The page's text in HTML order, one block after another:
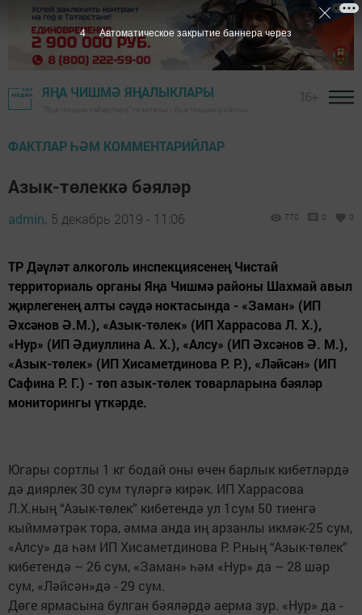
ЯҢА ЧИШМӘ ЯҢАЛЫКЛАРЫ
ФАКТЛАР ҺӘМ КОММЕНТАРИЙЛАР
Азык-төлеккә бәяләр
admin, 5 декабрь 2019 - 11:06 770 0 0
ТР Дәүләт алкоголь инспекциясенең Чистай
территориаль органы Яңа Чишмә районы Шахмай авыл
җирлегенең алты сәүдә ноктасында - «Заман» (ИП
Әхсәнов Ә.М.), «Азык-төлек» (ИП Харрасова Л. Х.),
«Нур» (ИП Әдиуллина А. Х.), «Алсу» (ИП Әхсәнов Ә. М.),
«Азык-төлек» (ИП Хисаметдинова Р. Р.), «Ләйсән» (ИП
Сафина Р. Г.) - төп азык-төлек товарларына бәяләр
мониторингы үткәрде.
Югары сортлы 1 кг бодай оны өчен барлык кибетләрдә
дә диярлек 30 сум түләргә кирәк. ИП Харрасова
Л.Х.ның “Азык-төлек” кибетендә ул 1сум 50 тиенгә
кыйммәтрәк тора, әмма анда иң арзанлы икмәк-25 сум,
«Алсу» да һәм ИП Хисаметдинова Р. Р.ның “Азык-төлек”
кибетендә – 26 сум, «Заман» һәм «Нур» да – 28 шәр
сум, «Ләйсән»дә - 29 сум.
Дөге ярмасына булган бәяләрдә аерма зур. «Нур» да -
3 Автоматическое закрытие баннера через